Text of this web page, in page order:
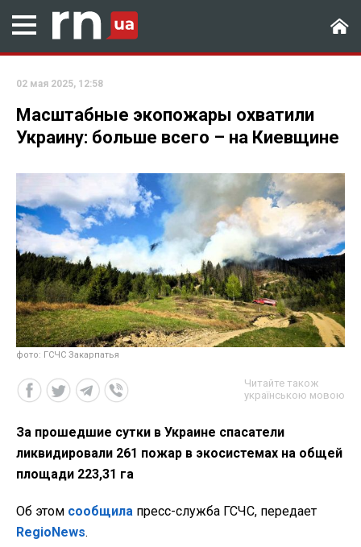
02 мая 2025, 12:58
Масштабные экопожары охватили
Украину: больше всего – на Киевщине
фото: ГСЧС Закарпатья
Читайте також
українською мовою
За прошедшие сутки в Украине спасатели
ликвидировали 261 пожар в экосистемах на общей
площади 223,31 га
Об этом сообщила пресс-служба ГСЧС, передает
RegioNews.